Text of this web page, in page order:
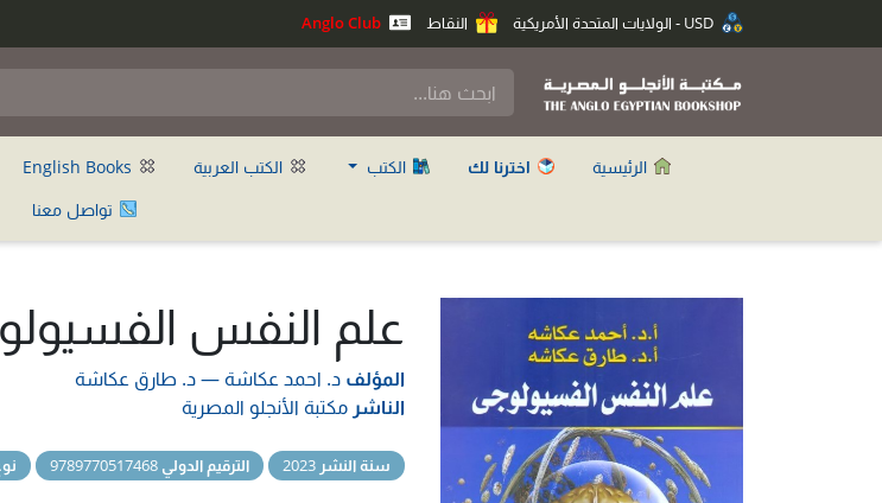
النقاط
الرئيسية اخترنا لك الكتب الكتب العربية
تواصل معنا
علم النفس
المؤلف د. احمد عكاشة —د. طارق عكاشة
الناشر مكتبة الأنجلو المصرية
سنة النشر الترقيم الدولي